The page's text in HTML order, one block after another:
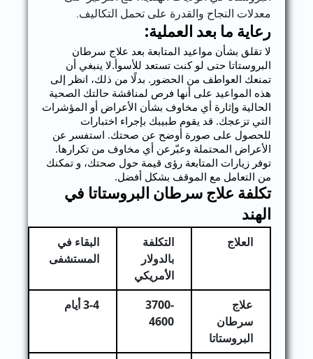
معدلات النجاح والقدرة على تحمل التكاليف.
رعاية ما بعد العملية:
لا تقلق بشأن مواعيد المتابعة بعد علاج سرطان
البروستاتا حتى لو كنت تستعد للأسوأ.لا ينبغي أن
تمنعك العواطف من الحضور. بدلًا من ذلك، انظر إلى
هذه المواعيد على أنها فرص لمناقشة حالتك الصحية
الحالية وإثارة أي مخاوف بشأن الأعراض أو المؤشرات
التي تزعجك. قد يقوم طبيبك بإجراء اختبارات
للحصول على صورة أوضح عن صحتك. استفسر عن
الأعراض المحتملة وعبّرعن أي مخاوف من تكرارها.
توفر زيارات المتابعة رؤى قيمة حول صحتك، و تمكنك
من التعامل مع الموقف بشكل أفضل.
تكلفة علاج سرطان البروستاتا في
الهند
العلاج
التكلفة
بالدولار
الأمريكي
البقاء في
المستشفى
علاج
سرطان
البروستاتا
3700-
4600
3-4 أيام